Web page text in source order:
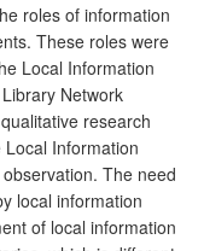
roles of information
These roles were
Local Information
Network
research
Information
The need
local information
of local information